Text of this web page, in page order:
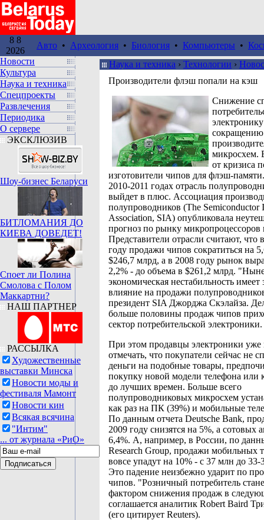
8 8
2026
Авто • Археология • Биология • Компьютеры •
Новости
Культура
Наука и техника
Спецпроекты
Развлечения
Периодика
О сервере
ЭКСКЛЮЗИВ
Шоу-бизнес Беларуси
БИТЛОМАНИЯ ДО
КИЕВА ДОВЕДЕТ!
Споет ли Полина
Смолова с Полом
Маккартни?
НАШ ПАРТНЕР
РАССЫЛКА
Художественные
выставки Минска
Новости моды и
фестиваля Мамонт
Новости кин
Всякая всячина
"Интим"
... от журнала «РиО»
Наука и техника › Технологии ›
Производители флэш попали на кэш
Cнижение
сокращению
микросхем.
от кризиса
изготовители чипов для флэш-
2010-2011 годах отрасль
выйдет в плюс. Ассоциация
полупроводников (The Semiconductor
Association, SIA) опубликовала
прогноз по рынку микропроцессоров
Представители отрасли считают, что
году продажи чипов сократиться на
$246,7 млрд, а в 2008 году рынок
2,2% - до объема в $261,2 млрд.
экономическая нестабильность имеет
влияние на продажи
президент SIA Джорджа Скэлайза.
больше половины продаж чипов
сектор потребительской электроники.
При этом продавцы электроники уже
отмечать, что покупатели сейчас не
деньги на подобные товары,
покупку новой модели телефона или
до лучших времен. Больше всего
полупроводниковых микросхем
как раз на ПК (39%) и мобильные
По данным отчета Deutsche Bank,
2009 году снизятся на 5%, а сотовых
6,4%. А, например, в России, по
Research Group, продажи мобильных
вовсе упадут на 10% - с 37 млн до
Это падение неизбежно ударит по
чипов. "Розничный потребитель
фактором снижения продаж в
соглашается аналитик Robert Baird
(его цитирует Reuters).